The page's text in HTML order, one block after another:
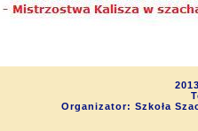
Organizator: Szkoła